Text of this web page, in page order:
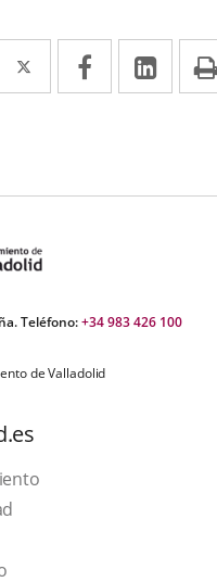
Twitter
Enlace
a
externa.
Facebook
Enlace
a
externa.
a
Teléfono:+34 983 426 100
de Valladolid
This